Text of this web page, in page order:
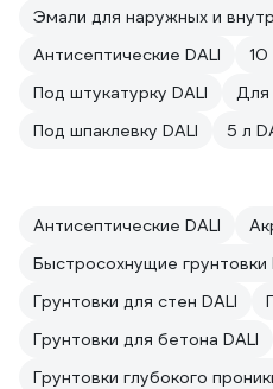
Эмали для наружных и
Антисептические DALI
10
Под штукатурку DALI
Для
Под шпаклевку DALI
5 л
Антисептические DALI
Быстросохнущие грунтовки
Грунтовки для стен DALI
Грунтовки для бетона DALI
Грунтовки глубокого